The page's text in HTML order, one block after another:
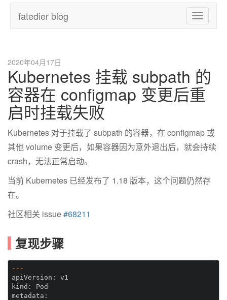
Toggle
fatedier blog
2020年04月17日
Kubernetes 挂载 subpath 的
容器在 configmap 变更后重
启时挂载失败
Kubernetes 对于挂载了 subpath 的容器，在 configmap 或
其他 volume 变更后，如果容器因为意外退出后，就会持续
crash，无法正常启动。
当前 Kubernetes 已经发布了 1.18 版本，这个问题仍然存
在。
社区相关 issue#68211
复现步骤
---
apiVersion:
kind:
metadata: